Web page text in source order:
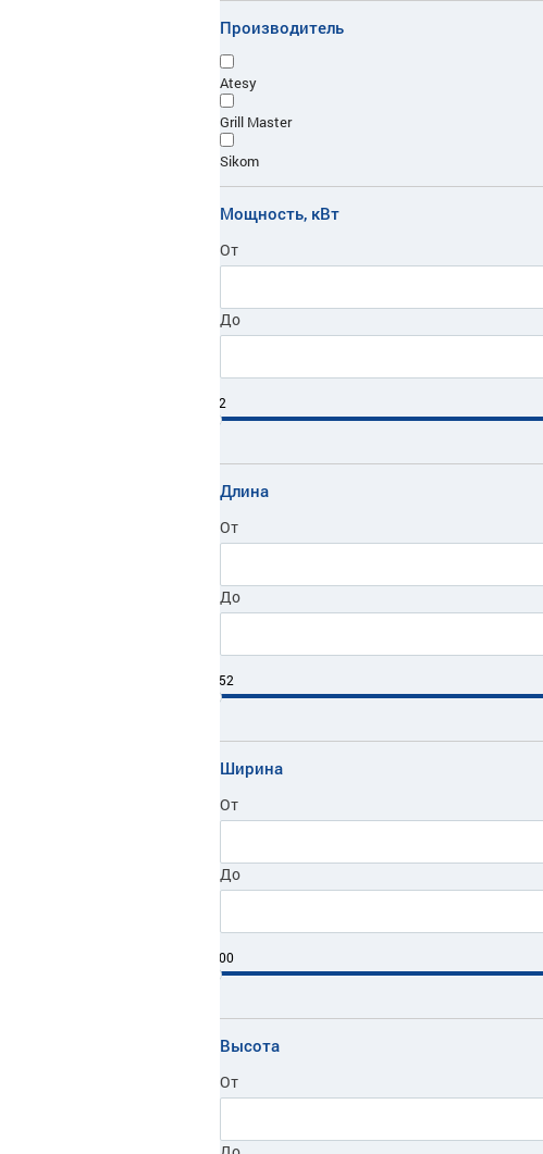
Производитель
Atesy
Grill Master
Sikom
Мощность, кВт
От
До
2
Длина
От
До
152
Ширина
От
До
100
Высота
От